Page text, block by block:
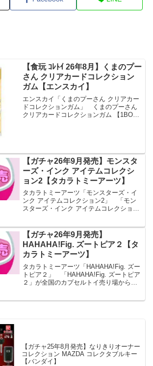
【食玩 ｺﾚﾄｲ 26年8月】くまのプー
さん クリアカードコレクション
ガム【エンスカイ】
エンスカイ「くまのプーさん クリアカー
ドコレクションガム」 くまのプーさん
クリアカードコレクションガム 【1BOX
【ガチャ26年9月発売】モンスタ
ーズ・インク アイテムコレクシ
ョン2【タカラトミーアーツ】
タカラトミーアーツ「モンスターズ・イ
ンク アイテムコレクション2」 「モン
スターズ・インク アイテムコレクショ
ンスターズ・インク』の作中アイテム
が、コレクションシリー...
【ガチャ26年9月発売】
HAHAHA!Fig. ズートピア２【タ
カラトミーアーツ】
タカラトミーアーツ「HAHAHA!Fig. ズー
トピア２」 「HAHAHA!Fig. ズートピア
２」が全国のカプセルトイ売り場から発
【ガチャ25年8月発売】なりきりオーナー
コレクション MAZDA コレクタブルキー
【バンダイ】